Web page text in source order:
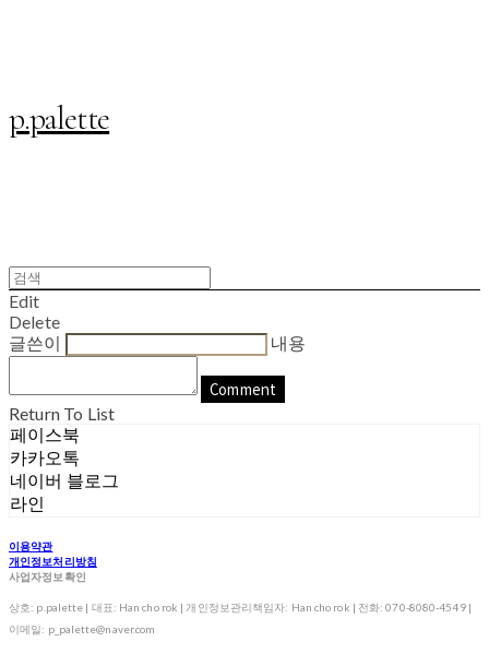
p.palette
Edit
Delete
글쓴이
내용
Comment
Return To List
페이스북
카카오톡
네이버 블로그
라인
이용약관
개인정보처리방침
사업자정보확인
상호: p.palette | 대표: Han cho rok | 개인정보관리책임자: Han cho rok | 전화: 070-8080-4549 |
이메일: p_palette@naver.com